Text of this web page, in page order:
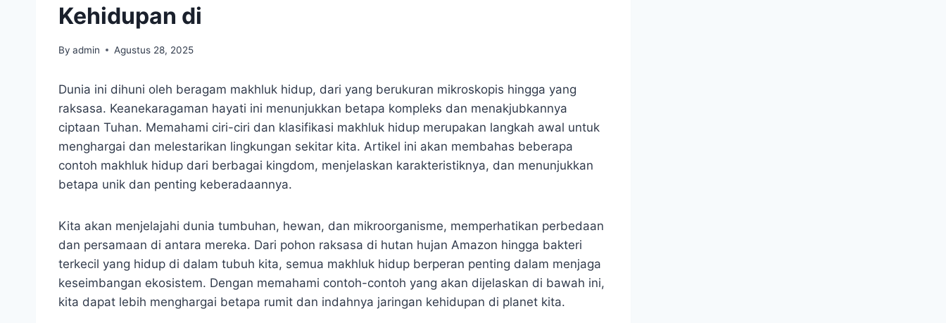
Kehidupan di
By admin Agustus 28, 2025
Dunia ini dihuni oleh beragam makhluk hidup, dari yang berukuran mikroskopis hingga yang
raksasa. Keanekaragaman hayati ini menunjukkan betapa kompleks dan menakjubkannya
ciptaan Tuhan. Memahami ciri-ciri dan klasifikasi makhluk hidup merupakan langkah awal untuk
menghargai dan melestarikan lingkungan sekitar kita. Artikel ini akan membahas beberapa
contoh makhluk hidup dari berbagai kingdom, menjelaskan karakteristiknya, dan menunjukkan
betapa unik dan penting keberadaannya.
Kita akan menjelajahi dunia tumbuhan, hewan, dan mikroorganisme, memperhatikan perbedaan
dan persamaan di antara mereka. Dari pohon raksasa di hutan hujan Amazon hingga bakteri
terkecil yang hidup di dalam tubuh kita, semua makhluk hidup berperan penting dalam menjaga
keseimbangan ekosistem. Dengan memahami contoh-contoh yang akan dijelaskan di bawah ini,
kita dapat lebih menghargai betapa rumit dan indahnya jaringan kehidupan di planet kita.